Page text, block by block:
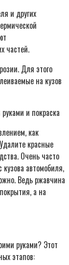
и других
частей.
Для этого
на кузов
и покраска
как
красные
Очень часто
автомобиля,
Ведь ржавчина
а на
руками? Этот
этапов: